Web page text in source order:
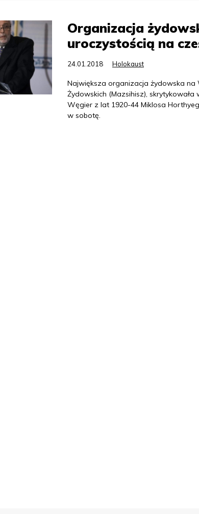
Organizacja
uroczystością na
24.01.2018 Holokaust
Największa organizacja żydowska na
Żydowskich (Mazsihisz),
Węgier z lat 1920-44 Miklosa
w sobotę.